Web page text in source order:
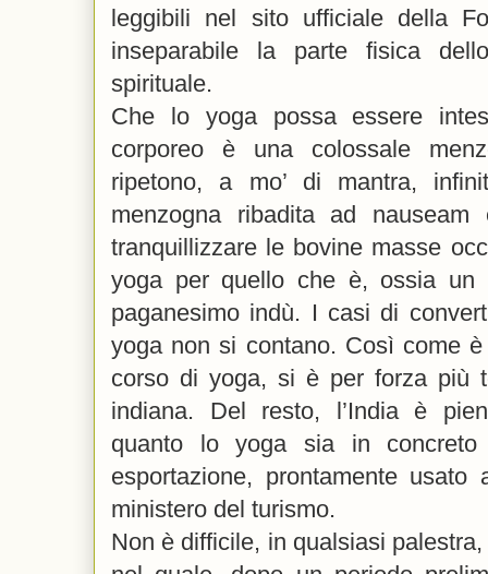
leggibili nel sito ufficiale della
inseparabile la parte fisica
spirituale.
Che lo yoga possa essere
corporeo è una colossale
ripetono, a mo’ di mantra,
menzogna ribadita ad
tranquillizzare le bovine masse
yoga per quello che è, ossia un
paganesimo indù. I casi di
yoga non si contano. Così come
corso di yoga, si è per forza più
indiana. Del resto, l’India è
quanto lo yoga sia in
esportazione, prontamente
ministero del turismo.
Non è difficile, in qualsiasi